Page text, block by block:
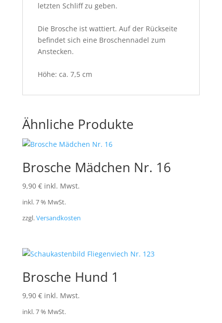
letzten Schliff zu geben.
Die Brosche ist wattiert. Auf der Rückseite
befindet sich eine Broschennadel zum
Anstecken.
Höhe: ca. 7,5 cm
Ähnliche Produkte
Brosche Mädchen Nr. 16
9,90 € inkl. Mwst.
inkl. 7 % MwSt.
zzgl.Versandkosten
Brosche Hund 1
9,90 € inkl. Mwst.
inkl. 7 % MwSt.